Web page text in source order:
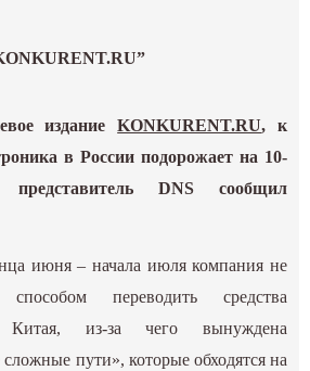
изданиеKONKURENT.RU, к
в России подорожает на 10-
DNS сообщил
июня – начала июля компания не
переводить средства
из-за чего вынуждена
сложные пути», которые обходятся на